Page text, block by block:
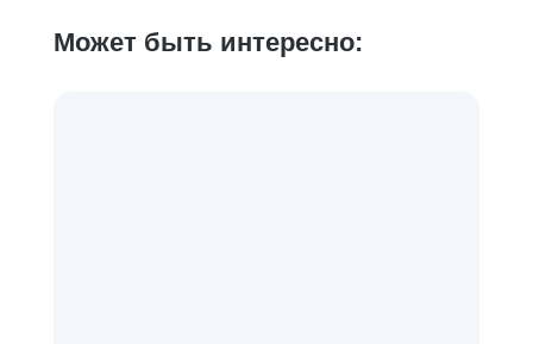
Может быть интересно: